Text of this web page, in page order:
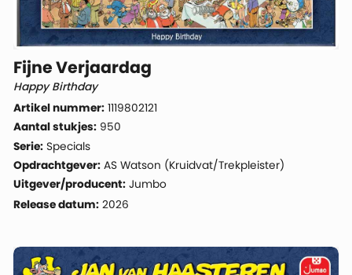
Fijne Verjaardag
Happy Birthday
Artikel nummer: 1119802121
Aantal stukjes: 950
Serie: Specials
Opdrachtgever: AS Watson (Kruidvat/Trekpleister)
Uitgever/producent: Jumbo
Release datum: 2026